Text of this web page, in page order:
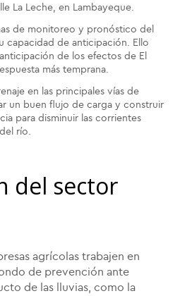
La Leche, en Lambayeque.
de monitoreo y pronóstico del
capacidad de anticipación. Ello
de los efectos de El
más temprana.
en las principales vías de
un buen flujo de carga y construir
para disminuir las corrientes
río.
del sector
agrícolas trabajen en
de prevención ante
de las lluvias, como la